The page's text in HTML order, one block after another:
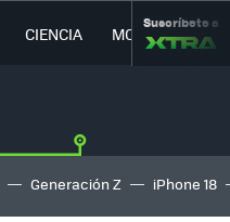
CIENCIA MOVILIDAD
Suscríbete a
Generación Z iPhone 18